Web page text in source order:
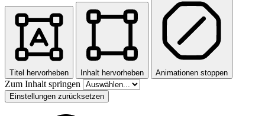
Titel hervorheben Inhalt hervorheben Animationen stoppen
Zum Inhalt springen
Einstellungen zurücksetzen